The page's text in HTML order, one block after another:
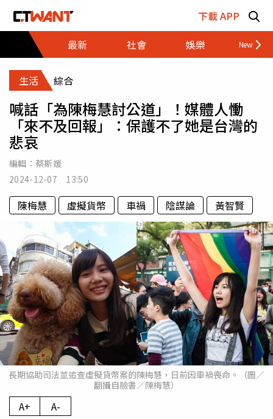
下載 APP
最新
社會 娛樂 財經
生活 綜合
喊話「為陳梅慧討公道」！媒體人慟
「來不及回報」：保護不了她是台灣的
悲哀
編輯： 蔡斯媛
2024-12-07 13:50
陳梅慧 虛擬貨幣 車禍 陰謀論 黃智賢
長期協助司法並追查虛擬貨幣案的陳梅慧，日前因車禍喪命。（圖／
翻攝自臉書／陳梅慧）
A+ A-